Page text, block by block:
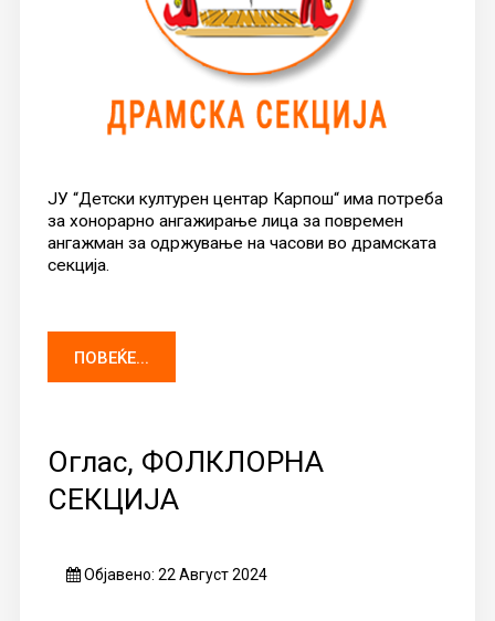
ЈУ “Детски културен центар Карпош“ има потреба
за хонорарно ангажирање лица за повремен
ангажман за одржување на часови во драмската
секција.
ПОВЕЌЕ...
Оглас, ФОЛКЛОРНА
СЕКЦИЈА
Објавено: 22 Август 2024